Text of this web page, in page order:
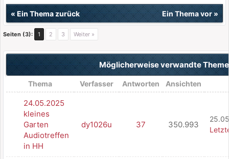
« Ein Thema zurück Ein Thema vor»
Seiten (3): 1 2 3 Weiter »
Möglicherweise verwandte
Thema Verfasser Antworten Ansichten
24.05.2025
kleines
Garten
Audiotreffen
in HH
dy1026u 37 350.993